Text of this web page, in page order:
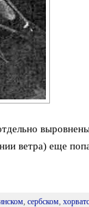
ветра) еще
, сербском,